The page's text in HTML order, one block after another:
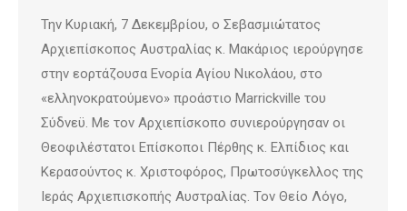
Την Κυριακή, 7 Δεκεμβρίου, ο Σεβασμιώτατος
Αρχιεπίσκοπος Αυστραλίας κ. Μακάριος ιερούργησε
στην εορτάζουσα Ενορία Αγίου Νικολάου, στο
«ελληνοκρατούμενο» προάστιο Marrickville του
Σύδνεϋ. Με τον Αρχιεπίσκοπο συνιερούργησαν οι
Θεοφιλέστατοι Επίσκοποι Πέρθης κ. Ελπίδιος και
Κερασούντος κ. Χριστοφόρος, Πρωτοσύγκελλος της
Ιεράς Αρχιεπισκοπής Αυστραλίας. Τον Θείο Λόγο,